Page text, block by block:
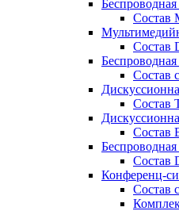
Состав
Состав
Состав
Состав
Состав
Состав
Конференц-
Состав